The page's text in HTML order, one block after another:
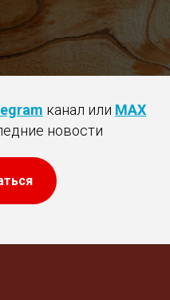
канал или MAX
новости